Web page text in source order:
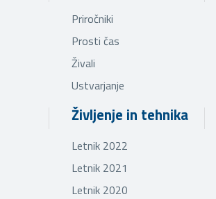
Priročniki
Prosti čas
Živali
Ustvarjanje
Življenje in tehnika
Letnik 2022
Letnik 2021
Letnik 2020